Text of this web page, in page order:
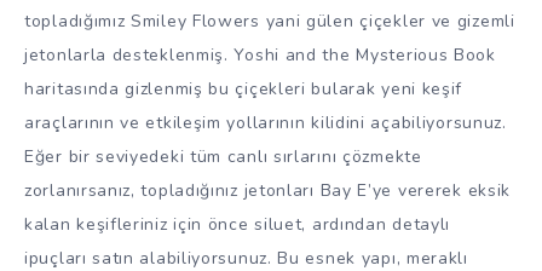
topladığımız Smiley Flowers yani gülen çiçekler ve gizemli
jetonlarla desteklenmiş. Yoshi and the Mysterious Book
haritasında gizlenmiş bu çiçekleri bularak yeni keşif
araçlarının ve etkileşim yollarının kilidini açabiliyorsunuz.
Eğer bir seviyedeki tüm canlı sırlarını çözmekte
zorlanırsanız, topladığınız jetonları Bay E’ye vererek eksik
kalan keşifleriniz için önce siluet, ardından detaylı
ipuçları satın alabiliyorsunuz. Bu esnek yapı, meraklı